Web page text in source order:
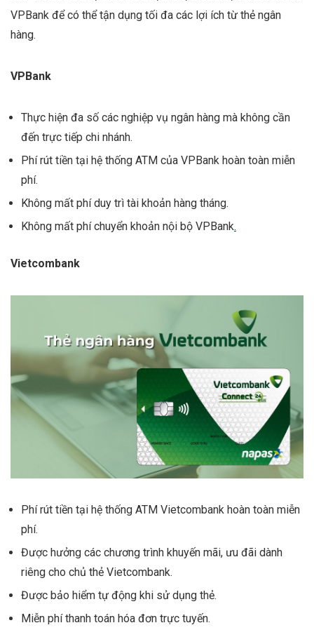
VPBank để có thể tận dụng tối đa các lợi ích từ thẻ ngân
hàng.
VPBank
Thực hiện đa số các nghiệp vụ ngân hàng mà không cần
đến trực tiếp chi nhánh.
Phí rút tiền tại hệ thống ATM của VPBank hoàn toàn miễn
phí.
Không mất phí duy trì tài khoản hàng tháng.
Không mất phí chuyển khoản nội bộ VPBank.
Vietcombank
Phí rút tiền tại hệ thống ATM Vietcombank hoàn toàn miễn
phí.
Được hưởng các chương trình khuyến mãi, ưu đãi dành
riêng cho chủ thẻ Vietcombank.
Được bảo hiểm tự động khi sử dụng thẻ.
Miễn phí thanh toán hóa đơn trực tuyến.